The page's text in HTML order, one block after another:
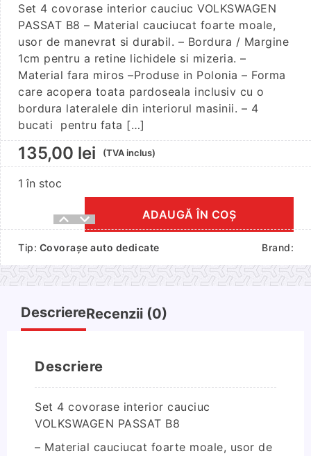
Set 4 covorase interior cauciuc VOLKSWAGEN
PASSAT B8 – Material cauciucat foarte moale,
usor de manevrat si durabil. – Bordura / Margine
1cm pentru a retine lichidele si mizeria. –
Material fara miros –Produse in Polonia – Forma
care acopera toata pardoseala inclusiv cu o
bordura lateralele din interiorul masinii. – 4
bucati pentru fata […]
135,00 lei (TVA inclus)
1 în stoc
Cantitate
4
covorase
interior
cauciuc
VOLKSWAGEN
ADAUGĂ ÎN COȘ
Tip: Covorașe auto dedicate Brand:
DescriereRecenzii (0)
Descriere
Set 4 covorase interior cauciuc
VOLKSWAGEN PASSAT B8
– Material cauciucat foarte moale, usor de